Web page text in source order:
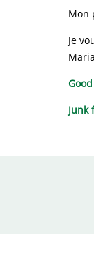
Mon
Je
Junk